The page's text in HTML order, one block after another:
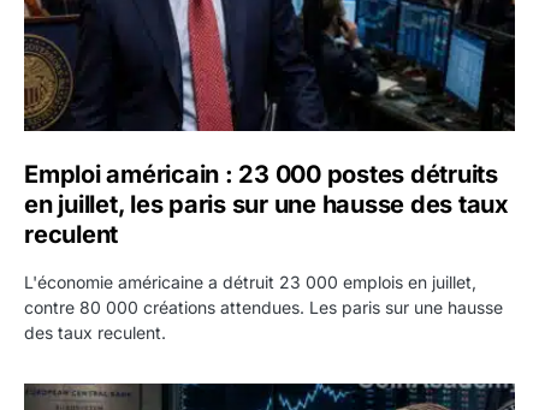
Emploi américain : 23 000 postes détruits
en juillet, les paris sur une hausse des taux
reculent
L'économie américaine a détruit 23 000 emplois en juillet,
contre 80 000 créations attendues. Les paris sur une hausse
des taux reculent.
Yen : Washington a vendu des euros sans prévenir la